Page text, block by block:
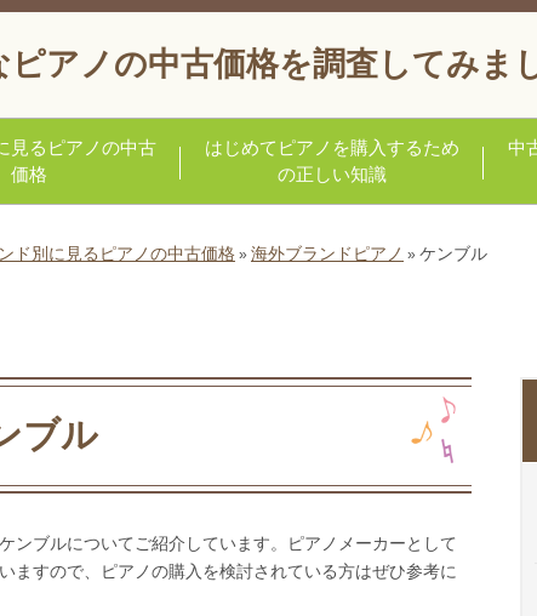
ピアノの中古価格を調査してみま
見るピアノの中古
価格
はじめてピアノを購入するため
の正しい知識
中
ド別に見るピアノの中古価格 » 海外ブランドピアノ » ケンブル
ブル
ンブルについてご紹介しています。ピアノメーカーとして
ますので、ピアノの購入を検討されている方はぜひ参考に